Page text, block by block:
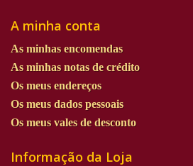
A minha conta
As minhas encomendas
As minhas notas de crédito
Os meus endereços
Os meus dados pessoais
Os meus vales de desconto
Informação da Loja